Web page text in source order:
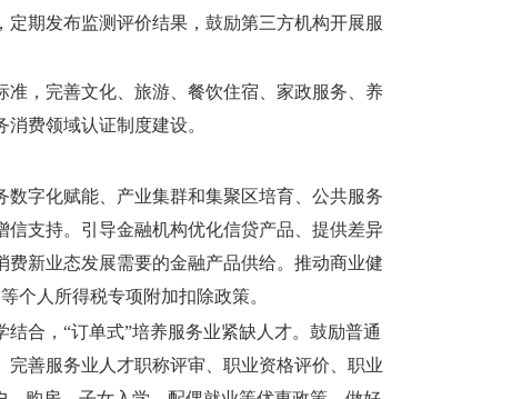
期发布监测评价结果，鼓励第三方机构开展服
，完善文化、旅游、餐饮住宿、家政服务、养
费领域认证制度建设。
字化赋能、产业集群和集聚区培育、公共服务
支持。引导金融机构优化信贷产品、提供差异
新业态发展需要的金融产品供给。推动商业健
个人所得税专项附加扣除政策。
合，“订单式”培养服务业紧缺人才。鼓励普通
善服务业人才职称评审、职业资格评价、职业